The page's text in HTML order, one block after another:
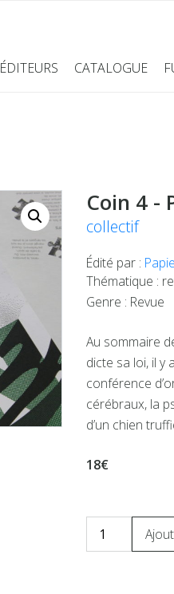
ÉDITEURS CATALOGUE
Coin 4 -
collectif
Édité par :
Thématique :
Genre : Revue
Au sommaire
dicte sa loi, il y
conférence
cérébraux, la
d’un chien
18€